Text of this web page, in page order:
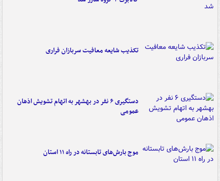
تکذیب شایعه معافیت سربازان فراری
دستگیری ۶ نفر در بهشهر به اتهام تشویش اذهان
عمومی
موج بارش‌های تابستانه در راه ۱۱ استان